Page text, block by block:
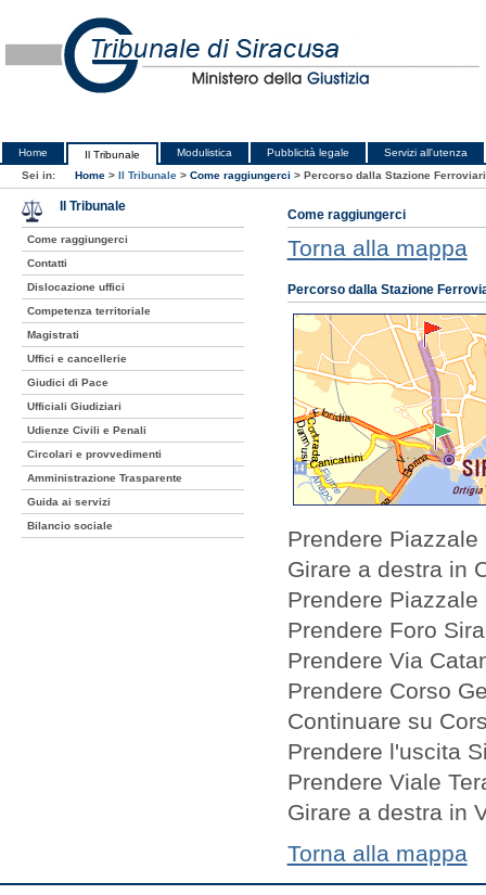
Home Il Tribunale Modulistica Pubblicità legale
Servizi all'utenza
Sei in:
Home > Il Tribunale > Come raggiungerci > Percorso dalla Stazione
Come raggiungerci
Torna alla mappa
Percorso dalla Stazione
Prendere
Girare a destra in
Prendere
Prendere Foro
Prendere Via
Prendere Corso
Continuare su
Prendere l'uscita
Prendere Viale
Girare a destra in
Torna alla mappa
Il Tribunale
Come raggiungerci
Contatti
Dislocazione uffici
Competenza territoriale
Magistrati
Uffici e cancellerie
Giudici di Pace
Ufficiali Giudiziari
Udienze Civili e Penali
Circolari e provvedimenti
Amministrazione Trasparente
Guida ai servizi
Bilancio sociale